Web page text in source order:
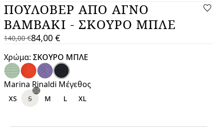
ΠΟΥΛΌΒΕΡ ΑΠΌ ΑΓΝΌ
ΒΑΜΒΆΚΙ - ΣΚΟΥΡΟ ΜΠΛΕ
140,00 €
140,00
€
84,00 €
Τρέχουσα
τιμή
84,00
€
Χρώμα: ΣΚΟΥΡΟ ΜΠΛΕ
Marina Rinaldi Μέγεθος
XS S M L XL